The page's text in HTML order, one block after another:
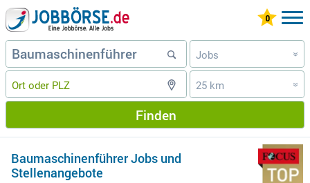
Jobs »
25 km »
Finden
Baumaschinenführer Jobs und
Stellenangebote